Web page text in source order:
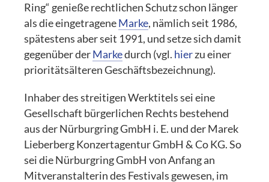
Ring“ genieße rechtlichen Schutz schon länger
als die eingetrageneMarke, nämlich seit 1986,
spätestens aber seit 1991, und setze sich damit
gegenüber derMarkedurch (vgl. hierzu einer
prioritätsälteren Geschäftsbezeichnung).
Inhaber des streitigen Werktitels sei eine
Gesellschaft bürgerlichen Rechts bestehend
aus der Nürburgring GmbH i. E. und der Marek
Lieberberg Konzertagentur GmbH & Co KG. So
sei die Nürburgring GmbH von Anfang an
Mitveranstalterin des Festivals gewesen, im